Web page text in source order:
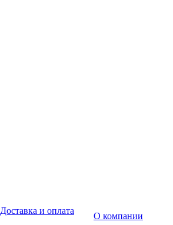
Доставка и оплата
О компании